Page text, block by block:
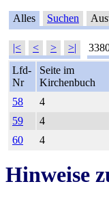
Alles Suchen
|< < > >|
Lfd-
Nr
Seite im
Kirchenbuch
58
4
59
4
60
4
Hinweise